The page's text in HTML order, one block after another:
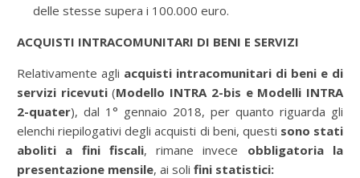
delle stesse supera i 100.000 euro.
ACQUISTI INTRACOMUNITARI DI BENI E SERVIZI
Relativamente agli acquisti intracomunitari di beni e di
servizi ricevuti(Modello INTRA 2-bis e Modelli INTRA
2-quater), dal 1° gennaio 2018, per quanto riguarda gli
elenchi riepilogativi degli acquisti di beni, questi sono stati
aboliti a fini fiscali, rimane invece obbligatoria la
presentazione mensile, ai soli fini statistici: